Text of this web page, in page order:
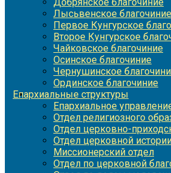
Лысьвенское благочиние
Первое Кунгурское
Второе Кунгурское
Чайковское благочиние
Осинское благочиние
Чернушинское
Ординское благочиние
Епархиальные структуры
Епархиальное
Отдел религиозного
Отдел церковно-
Отдел церковной
Миссионерский отдел
Отдел по церковной